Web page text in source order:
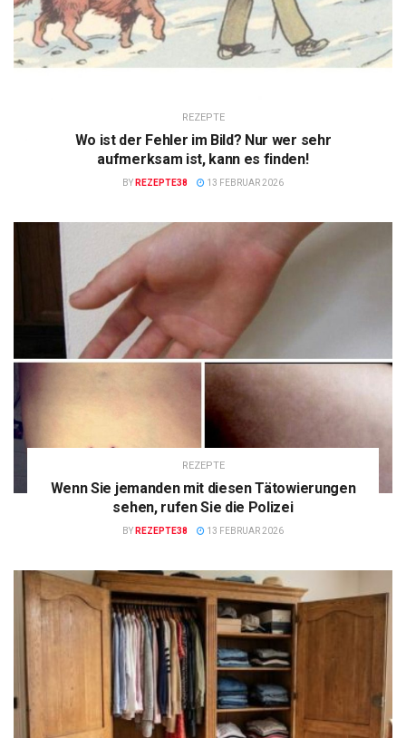
REZEPTE
Wo ist der Fehler im Bild? Nur wer sehr
aufmerksam ist, kann es finden!
BY REZEPTE38 13 FEBRUAR 2026
REZEPTE
Wenn Sie jemanden mit diesen Tätowierungen
sehen, rufen Sie die Polizei
BY REZEPTE38 13 FEBRUAR 2026